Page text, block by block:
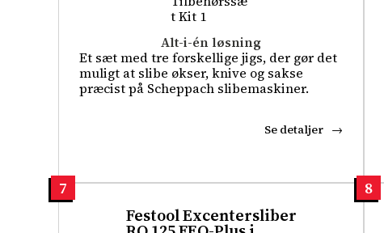
Alt-i-én løsning
Et sæt med tre forskellige jigs, der gør det
muligt at slibe økser, knive og sakse
præcist på Scheppach slibemaskiner.
Se detaljer
7
Festool Excentersliber
8